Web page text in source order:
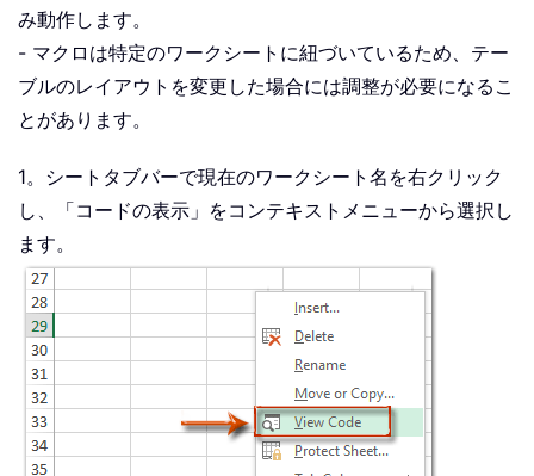
み動作します。
- マクロは特定のワークシートに紐づいているため、テー
ブルのレイアウトを変更した場合には調整が必要になるこ
とがあります。
1。シートタブバーで現在のワークシート名を右クリック
し、「コードの表示」をコンテキストメニューから選択し
ます。